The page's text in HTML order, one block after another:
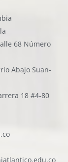
68 Número
Abajo Suan-
18 #4-80